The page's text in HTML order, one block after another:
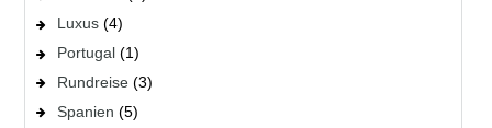
Luxus (4)
Portugal (1)
Rundreise (3)
Spanien (5)